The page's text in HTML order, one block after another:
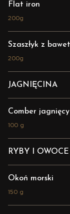
Flat iron
200g
Szaszłyk z
200g
JAGNIĘCINA
Comber jagnięcy
100 g
RYBY I
Okoń morski
150 g